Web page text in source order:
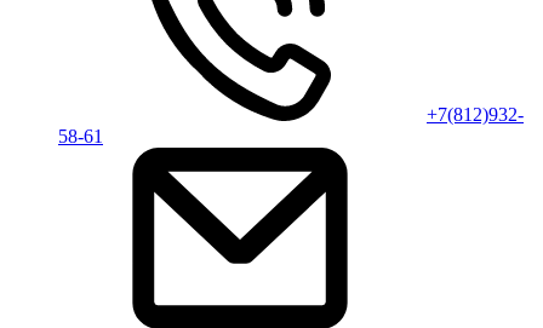
+7(812)932-
58-61